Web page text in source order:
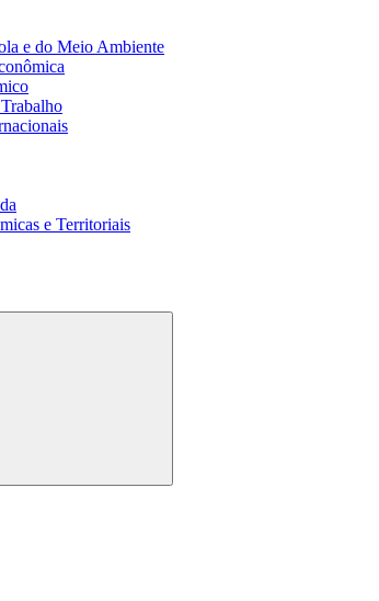
e do Meio Ambiente
e Territoriais
Buscar